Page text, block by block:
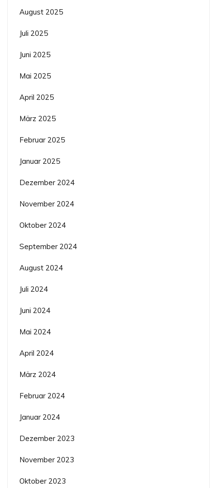
August 2025
Juli 2025
Juni 2025
Mai 2025
April 2025
März 2025
Februar 2025
Januar 2025
Dezember 2024
November 2024
Oktober 2024
September 2024
August 2024
Juli 2024
Juni 2024
Mai 2024
April 2024
März 2024
Februar 2024
Januar 2024
Dezember 2023
November 2023
Oktober 2023